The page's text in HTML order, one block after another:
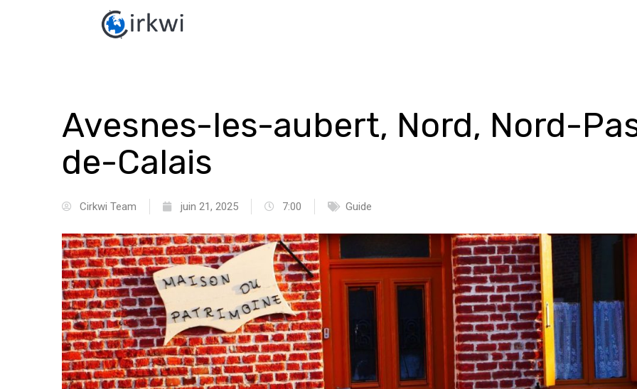
Avesnes-les-aubert, Nord, Nord-
de-Calais
Cirkwi Team juin 21, 2025 7:00 Guide